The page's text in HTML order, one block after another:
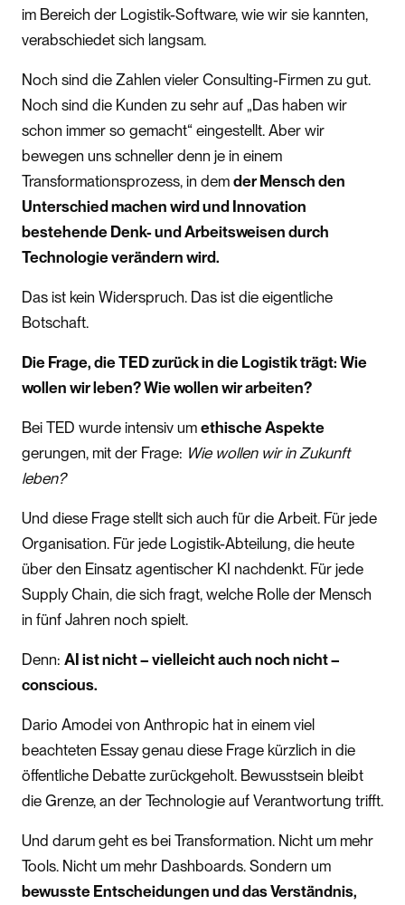
im Bereich der Logistik-Software, wie wir sie kannten,
verabschiedet sich langsam.
Noch sind die Zahlen vieler Consulting-Firmen zu gut.
Noch sind die Kunden zu sehr auf „Das haben wir
schon immer so gemacht“ eingestellt. Aber wir
bewegen uns schneller denn je in einem
Transformationsprozess, in dem der Mensch den
Unterschied machen wird und Innovation
bestehende Denk- und Arbeitsweisen durch
Technologie verändern wird.
Das ist kein Widerspruch. Das ist die eigentliche
Botschaft.
Die Frage, die TED zurück in die Logistik trägt: Wie
wollen wir leben? Wie wollen wir arbeiten?
Bei TED wurde intensiv um ethische Aspekte
gerungen, mit der Frage: Wie wollen wir in Zukunft
leben?
Und diese Frage stellt sich auch für die Arbeit. Für jede
Organisation. Für jede Logistik-Abteilung, die heute
über den Einsatz agentischer KI nachdenkt. Für jede
Supply Chain, die sich fragt, welche Rolle der Mensch
in fünf Jahren noch spielt.
Denn: AI ist nicht – vielleicht auch noch nicht –
conscious.
Dario Amodei von Anthropic hat in einem viel
beachteten Essay genau diese Frage kürzlich in die
öffentliche Debatte zurückgeholt. Bewusstsein bleibt
die Grenze, an der Technologie auf Verantwortung trifft.
Und darum geht es bei Transformation. Nicht um mehr
Tools. Nicht um mehr Dashboards. Sondern um
bewusste Entscheidungen und das Verständnis,